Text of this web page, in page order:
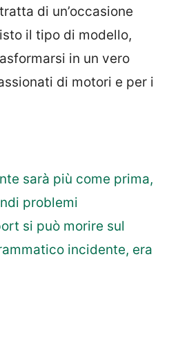
di un’occasione
il tipo di modello,
in un vero
di motori e per i
sarà più come prima,
problemi
si può morire sul
incidente, era